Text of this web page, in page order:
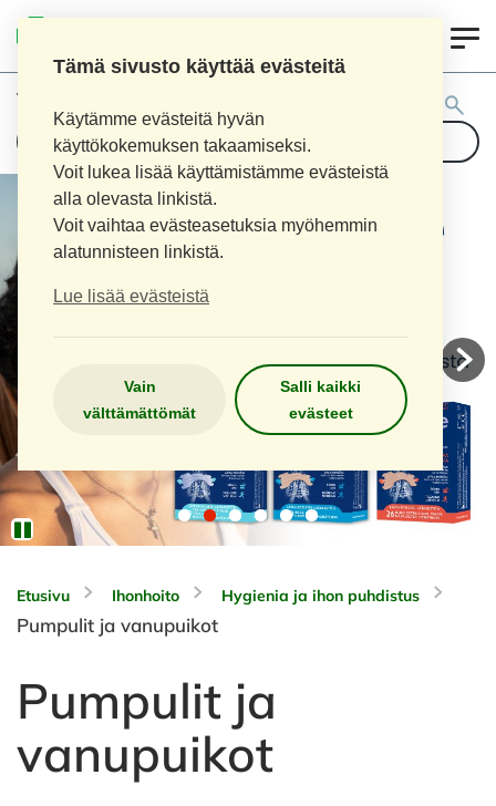
Tämä sivusto käyttää evästeitä
Käytämme evästeitä hyvän
käyttökokemuksen takaamiseksi.
Voit lukea lisää käyttämistämme evästeistä
alla olevasta linkistä.
Voit vaihtaa evästeasetuksia myöhemmin
alatunnisteen linkistä.
Lue lisää evästeistä
Vain
välttämättömät
Salli kaikki
evästeet
Tuotehaku:
Etusivu Ihonhoito Hygienia ja ihon puhdistus
Pumpulit ja vanupuikot
Pumpulit ja
vanupuikot